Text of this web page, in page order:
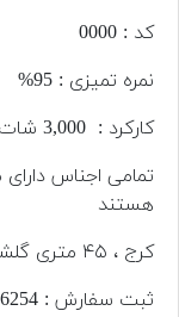
قیمت
بله
کد : 0000
نمره تمیزی : 95%
کارکرد : 3,000 شات
تمامی اجناس
هستند
کرج ، ۴۵ متری گلشهر , گلزار شرقی
ثبت سفارش : 093‌833‌262‌54